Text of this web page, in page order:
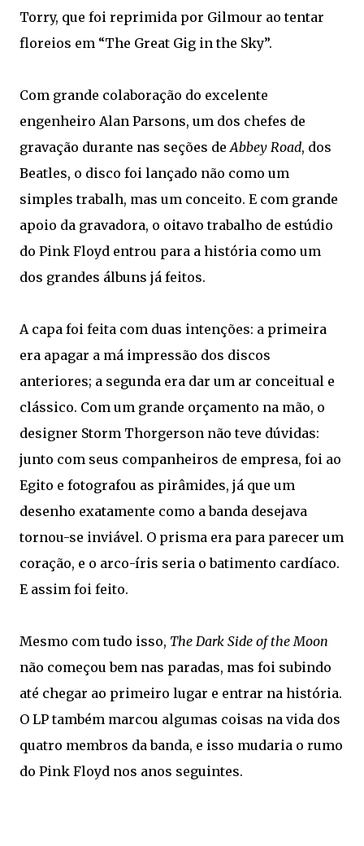
Torry, que foi reprimida por Gilmour ao tentar
floreios em “The Great Gig in the Sky”.
Com grande colaboração do excelente
engenheiro Alan Parsons, um dos chefes de
gravação durante nas seções deAbbey Road, dos
Beatles, o disco foi lançado não como um
simples trabalh, mas um conceito. E com grande
apoio da gravadora, o oitavo trabalho de estúdio
do Pink Floyd entrou para a história como um
dos grandes álbuns já feitos.
A capa foi feita com duas intenções: a primeira
era apagar a má impressão dos discos
anteriores; a segunda era dar um ar conceitual e
clássico. Com um grande orçamento na mão, o
designer Storm Thorgerson não teve dúvidas:
junto com seus companheiros de empresa, foi ao
Egito e fotografou as pirâmides, já que um
desenho exatamente como a banda desejava
tornou-se inviável. O prisma era para parecer um
coração, e o arco-íris seria o batimento cardíaco.
E assim foi feito.
Mesmo com tudo isso, The Dark Side of the Moon
não começou bem nas paradas, mas foi subindo
até chegar ao primeiro lugar e entrar na história.
O LP também marcou algumas coisas na vida dos
quatro membros da banda, e isso mudaria o rumo
do Pink Floyd nos anos seguintes.